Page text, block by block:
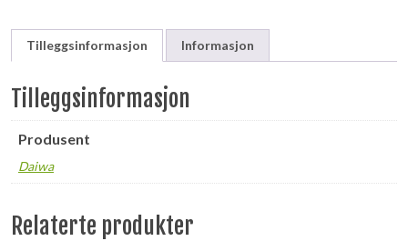
Tilleggsinformasjon Informasjon
Tilleggsinformasjon
Produsent
Daiwa
Relaterte produkter